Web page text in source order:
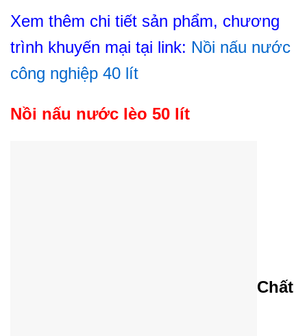
Xem thêm chi tiết sản phẩm, chương
trình khuyến mại tại link: Nồi nấu nước
công nghiệp 40 lít
Nồi nấu nước lèo 50 lít
Chất